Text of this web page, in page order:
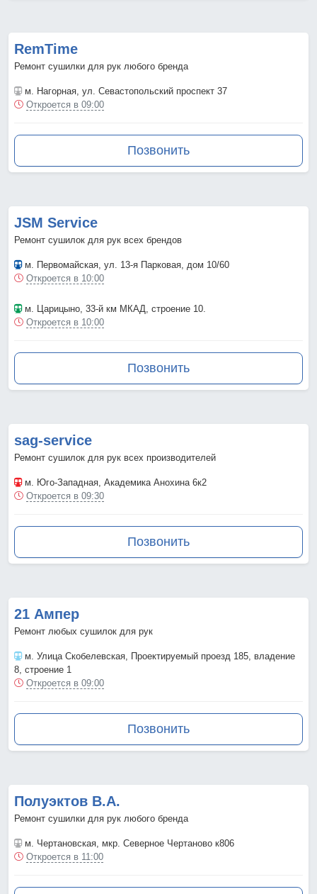
RemTime
Ремонт сушилки для рук любого бренда
м. Нагорная , ул. Севастопольский проспект 37
Откроется в 09:00
Позвонить
JSM Service
Ремонт сушилок для рук всех брендов
м. Первомайская , ул. 13-я Парковая, дом 10/60
Откроется в 10:00
м. Царицыно , 33-й км МКАД, строение 10.
Откроется в 10:00
Позвонить
sag-service
Ремонт сушилок для рук всех производителей
м. Юго-Западная , Академика Анохина 6к2
Откроется в 09:30
Позвонить
21 Ампер
Ремонт любых сушилок для рук
м. Улица Скобелевская , Проектируемый проезд 185, владение
8, строение 1
Откроется в 09:00
Позвонить
Полуэктов В.А.
Ремонт сушилки для рук любого бренда
м. Чертановская , мкр. Северное Чертаново к806
Откроется в 11:00